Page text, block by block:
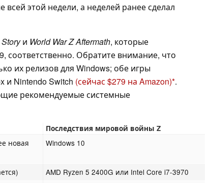
всей этой недели, а неделей ранее сделал
и World War Z Aftermath, которые
соответственно. Обратите внимание, что
их релизов для Windows; обе игры
и Nintendo Switch (сейчас $279 на Amazon) .
рекомендуемые системные
Последствия мировой войны Z
новая Windows 10
AMD Ryzen 5 2400G или Intel Core i7-3970